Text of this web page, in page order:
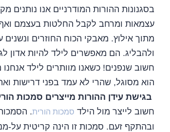
בסגנונות ההורות המודרניים אנו נותנים
עצמאות ומרחב לקבל החלטות בעצמם ואף
מתוך אילוץ. מאבקי הכוח החוזרים
ולהבליג. הם מאפשרים לילד להיות אדון
חשוב שנפנים! כשאנו מוותרים לילד
הוא מסוגל, שהרי לא עמד בפני דרישות
בגישת עידן ההורות מייצרים סמכות
חשוב לייצר מול הילד סמכות הורית.
ובהתקף זעם. סמכות זו הינה קריטית על-